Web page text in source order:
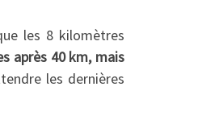
les 8 kilomètres
après 40 km, mais
les dernières